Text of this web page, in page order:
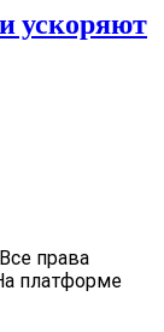
ускоряют
права
платформе